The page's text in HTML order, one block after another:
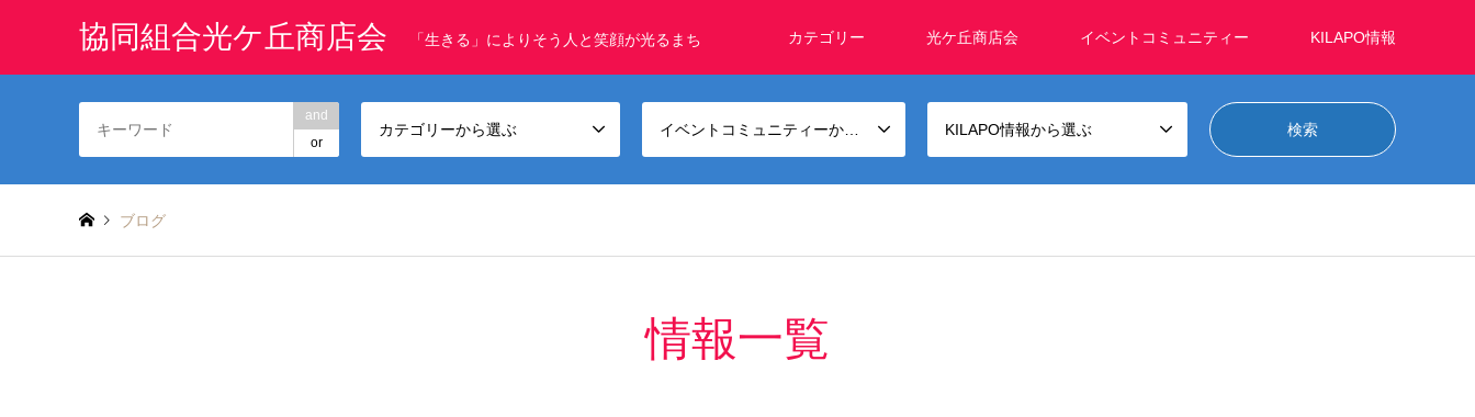
協同組合光ケ丘商店会 「生きる」によりそう人と笑顔が光るまち カテゴリー 光ケ丘商店会 イベントコミュニティー KILAPO情報
and
or
カテゴリーから選ぶ KILAPO情報から選ぶ
ブログ
情報一覧